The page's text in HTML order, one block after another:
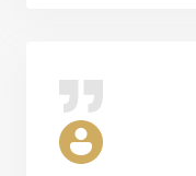
надежность.